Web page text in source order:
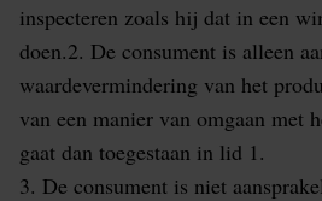
inspecteren zoals hij dat in een
doen.2. De consument is alleen
waardevermindering van het
van een manier van omgaan met
gaat dan toegestaan in lid 1.
3. De consument is niet